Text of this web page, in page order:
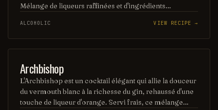
Mélange de liqueurs raffinées et d'ingrédients
réconfortante, idéale pour se détendre après un bon
dîner.
ALCOHOLIC VIEW RECIPE →
Archbishop
L'Archbishop est un cocktail élégant qui allie la douceur
du vermouth blanc à la richesse du gin, rehaussé d'une
touche de liqueur d'orange. Servi frais, ce mélange